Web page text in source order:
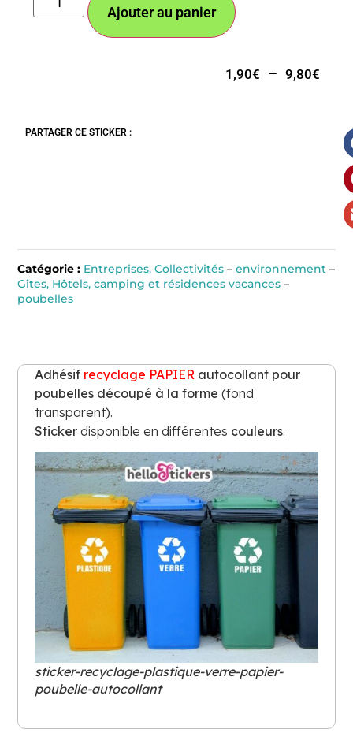
Ajouter au panier
1,90€ – 9,80€
PARTAGER CE STICKER :
Catégorie : Entreprises, Collectivités– environnement–
Gîtes, Hôtels, camping et résidences vacances–
poubelles
Adhésif recyclage PAPIER autocollant pour
poubelles découpé à la forme (fond
transparent).
Stickerdisponible en différentes couleurs.
sticker-recyclage-plastique-verre-papier-
poubelle-autocollant